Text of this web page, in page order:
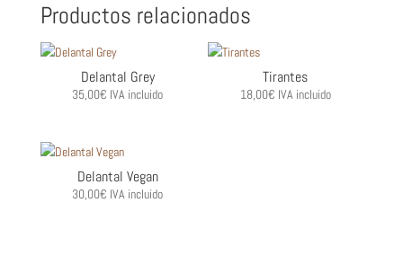
Productos relacionados
Delantal Grey
35,00€ IVA incluido
Tirantes
18,00€ IVA incluido
Delantal Vegan
30,00€ IVA incluido